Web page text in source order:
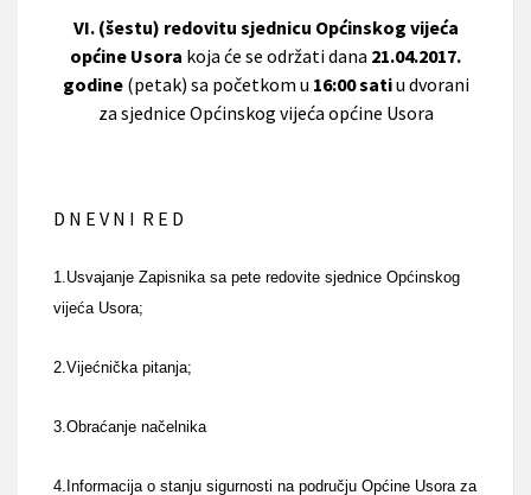
VI. (šestu) redovitu sjednicu Općinskog vijeća
općine Usora koja će se održati dana 21.04.2017.
godine (petak) sa početkom u 16:00 satiu dvorani
za sjednice Općinskog vijeća općine Usora
D N E V N I R E D
1.Usvajanje Zapisnika sa pete redovite sjednice Općinskog
vijeća Usora;
2.Vijećnička pitanja;
3.Obraćanje načelnika
4.Informacija o stanju sigurnosti na području Općine Usora za